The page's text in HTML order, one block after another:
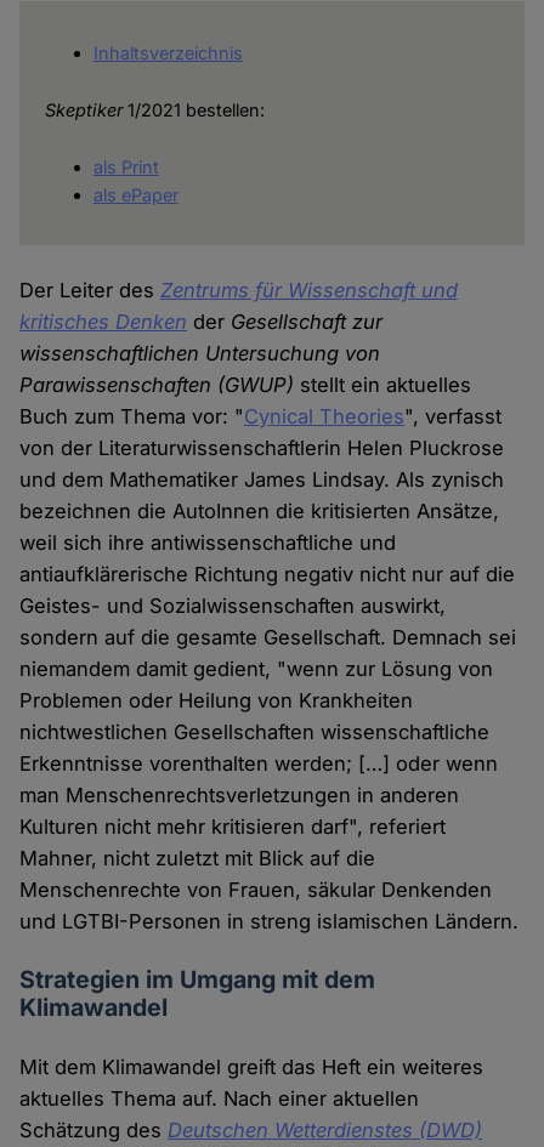
Inhaltsverzeichnis
Skeptiker1/2021 bestellen:
als Print
als ePaper
Der Leiter des Zentrums für Wissenschaft und
kritisches Denken der Gesellschaft zur
wissenschaftlichen Untersuchung von
Parawissenschaften (GWUP) stellt ein aktuelles
Buch zum Thema vor: "Cynical Theories", verfasst
von der Literaturwissenschaftlerin Helen Pluckrose
und dem Mathematiker James Lindsay. Als zynisch
bezeichnen die AutoInnen die kritisierten Ansätze,
weil sich ihre antiwissenschaftliche und
antiaufklärerische Richtung negativ nicht nur auf die
Geistes- und Sozialwissenschaften auswirkt,
sondern auf die gesamte Gesellschaft. Demnach sei
niemandem damit gedient, "wenn zur Lösung von
Problemen oder Heilung von Krankheiten
nichtwestlichen Gesellschaften wissenschaftliche
Erkenntnisse vorenthalten werden; […] oder wenn
man Menschenrechtsverletzungen in anderen
Kulturen nicht mehr kritisieren darf", referiert
Mahner, nicht zuletzt mit Blick auf die
Menschenrechte von Frauen, säkular Denkenden
und LGTBI-Personen in streng islamischen Ländern.
Strategien im Umgang mit dem
Klimawandel
Mit dem Klimawandel greift das Heft ein weiteres
aktuelles Thema auf. Nach einer aktuellen
Schätzung des Deutschen Wetterdienstes (DWD)